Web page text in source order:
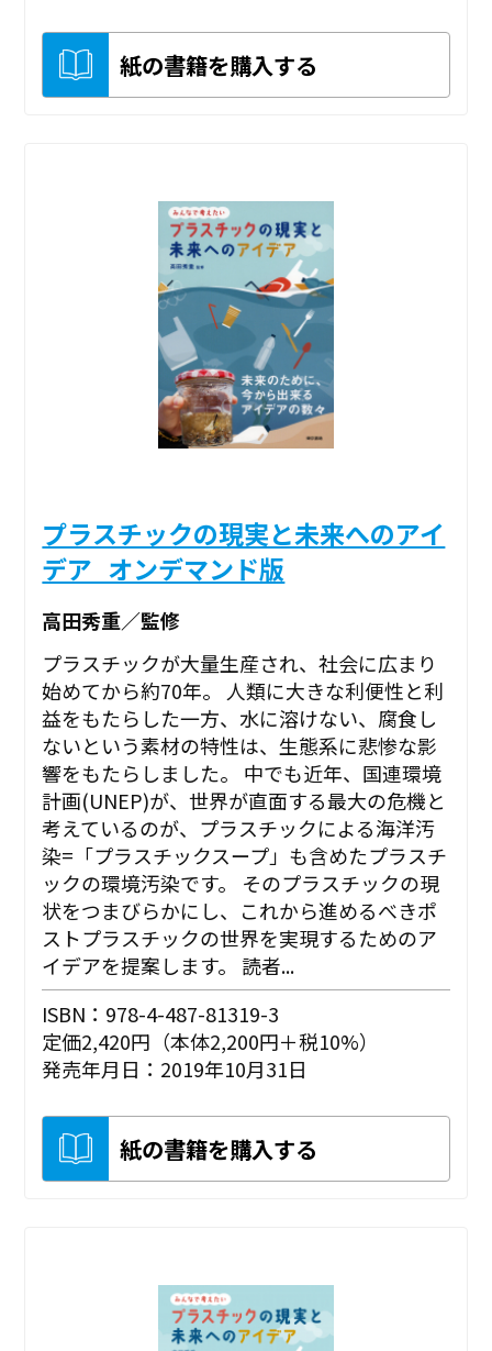
紙の書籍を購入する
プラスチックの現実と未来へのアイ
デア_オンデマンド版
高田秀重／監修
プラスチックが大量生産され、社会に広まり
始めてから約70年。 人類に大きな利便性と利
益をもたらした一方、水に溶けない、腐食し
ないという素材の特性は、生態系に悲惨な影
響をもたらしました。 中でも近年、国連環境
計画(UNEP)が、世界が直面する最大の危機と
考えているのが、プラスチックによる海洋汚
染=「プラスチックスープ」も含めたプラスチ
ックの環境汚染です。 そのプラスチックの現
状をつまびらかにし、これから進めるべきポ
ストプラスチックの世界を実現するためのア
イデアを提案します。 読者...
ISBN：978-4-487-81319-3
定価2,420円（本体2,200円＋税10%）
発売年月日：2019年10月31日
紙の書籍を購入する